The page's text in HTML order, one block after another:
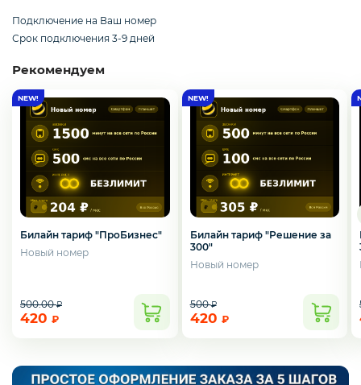
Электроника
Комплектующие ПК
3D
Подключение на Ваш номер
Срок подключения 3-9 дней
Рекомендуем
Билайн тариф "ПроБизнес"
Новый номер
500.00₽
420 ₽
Билайн тариф "Решение за
300"
Новый номер
500₽
420 ₽